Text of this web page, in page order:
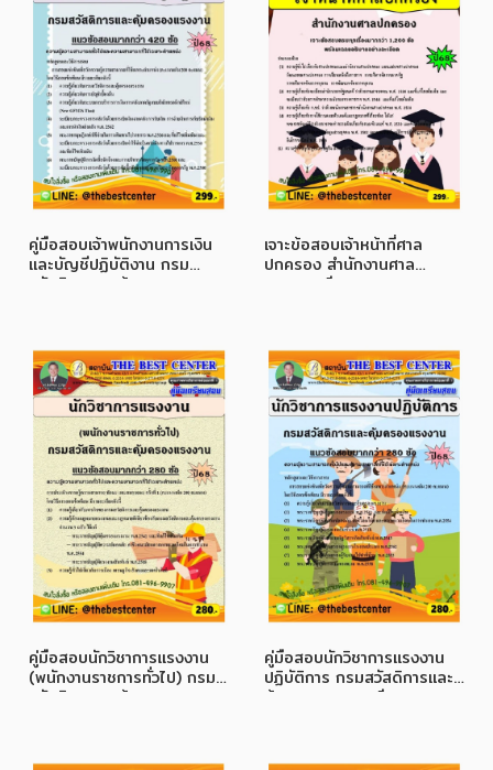
คู่มือสอบเจ้าพนักงานการเงิน
และบัญชีปฏิบัติงาน กรม
สวัสดิการและคุ้มครองแรงงาน
เจาะข้อสอบเจ้าหน้าที่ศาล
ปกครอง สำนักงานศาล
ปกครอง ปี 68
คู่มือสอบนักวิชาการแรงงาน
(พนักงานราชการทั่วไป) กรม
สวัสดิการและคุ้มครองแรงงาน
คู่มือสอบนักวิชาการแรงงาน
ปฏิบัติการ กรมสวัสดิการและ
คุ้มครองแรงงาน ปี 68